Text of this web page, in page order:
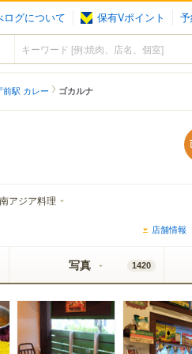
ログについて 保有Vポイント
前駅 カレー ゴカルナ
南アジア料理
店舗情報
写真 1420